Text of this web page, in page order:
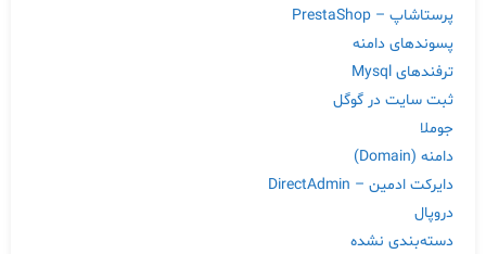
پرستاشاپ – PrestaShop
پسوندهای دامنه
ترفندهای Mysql
ثبت سایت در گوگل
جوملا
دامنه (Domain)
دایرکت ادمین – DirectAdmin
دروپال
دسته‌بندی نشده